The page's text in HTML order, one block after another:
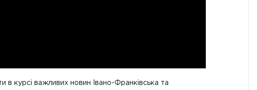
в курсі важливих новин Івано-Франківська та